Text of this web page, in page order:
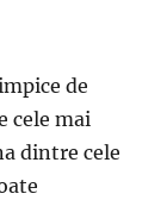
de
cele mai
dintre cele